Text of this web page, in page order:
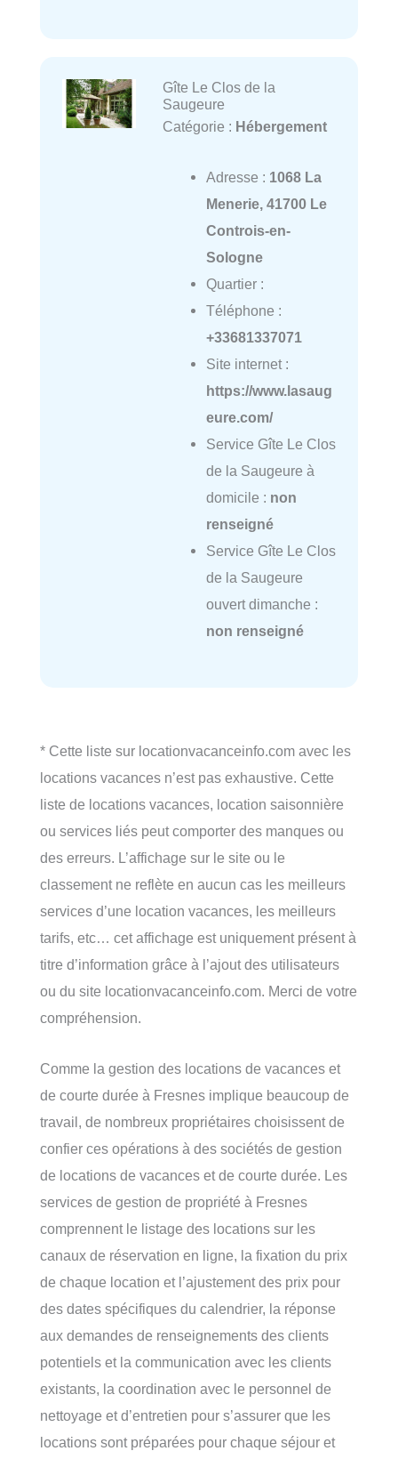
Gîte Le Clos de la
Saugeure
Catégorie : Hébergement
Adresse : 1068 La
Menerie, 41700 Le
Controis-en-
Sologne
Quartier :
Téléphone :
+33681337071
Site internet :
https://www.lasaug
eure.com/
Service Gîte Le Clos
de la Saugeure à
domicile : non
renseigné
Service Gîte Le Clos
de la Saugeure
ouvert dimanche :
non renseigné
* Cette liste sur locationvacanceinfo.com avec les
locations vacances n’est pas exhaustive. Cette
liste de locations vacances, location saisonnière
ou services liés peut comporter des manques ou
des erreurs. L’affichage sur le site ou le
classement ne reflète en aucun cas les meilleurs
services d’une location vacances, les meilleurs
tarifs, etc… cet affichage est uniquement présent à
titre d’information grâce à l’ajout des utilisateurs
ou du site locationvacanceinfo.com. Merci de votre
compréhension.
Comme la gestion des locations de vacances et
de courte durée à Fresnes implique beaucoup de
travail, de nombreux propriétaires choisissent de
confier ces opérations à des sociétés de gestion
de locations de vacances et de courte durée. Les
services de gestion de propriété à Fresnes
comprennent le listage des locations sur les
canaux de réservation en ligne, la fixation du prix
de chaque location et l’ajustement des prix pour
des dates spécifiques du calendrier, la réponse
aux demandes de renseignements des clients
potentiels et la communication avec les clients
existants, la coordination avec le personnel de
nettoyage et d’entretien pour s’assurer que les
locations sont préparées pour chaque séjour et